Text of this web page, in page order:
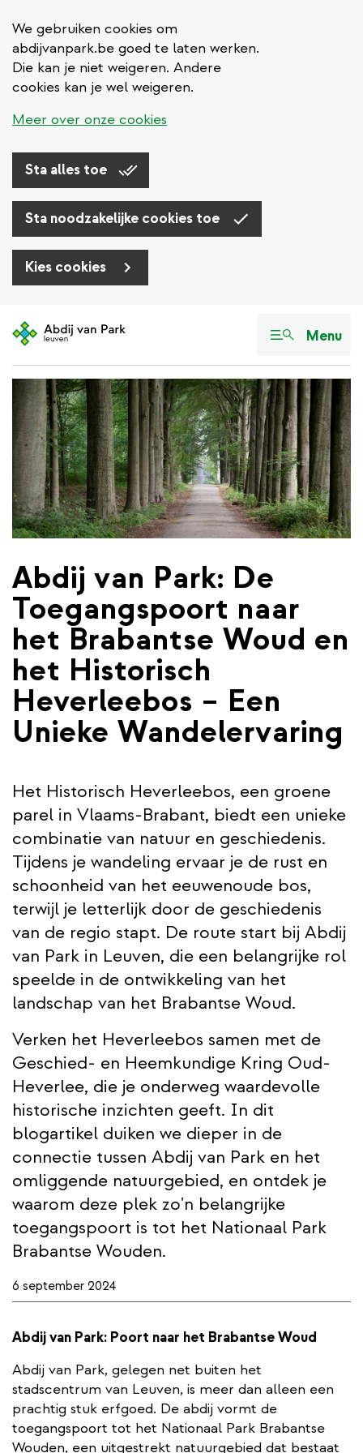
We gebruiken cookies om
abdijvanpark.be goed te laten werken.
Die kan je niet weigeren. Andere
cookies kan je wel weigeren.
Meer over onze cookies
Sta alles toe
Sta noodzakelijke cookies toe
Kies cookies
en
de
inhoud
gaan
Menu
Abdij van Park: De
Toegangspoort naar
het Brabantse Woud en
het Historisch
Heverleebos – Een
Unieke Wandelervaring
Het Historisch Heverleebos, een groene
parel in Vlaams-Brabant, biedt een unieke
combinatie van natuur en geschiedenis.
Tijdens je wandeling ervaar je de rust en
schoonheid van het eeuwenoude bos,
terwijl je letterlijk door de geschiedenis
van de regio stapt. De route start bij Abdij
van Park in Leuven, die een belangrijke rol
speelde in de ontwikkeling van het
landschap van het Brabantse Woud.
Verken het Heverleebos samen met de
Geschied- en Heemkundige Kring Oud-
Heverlee, die je onderweg waardevolle
historische inzichten geeft. In dit
blogartikel duiken we dieper in de
connectie tussen Abdij van Park en het
omliggende natuurgebied, en ontdek je
waarom deze plek zo'n belangrijke
toegangspoort is tot het Nationaal Park
Brabantse Wouden.
6 september 2024
Abdij van Park: Poort naar het Brabantse Woud
Abdij van Park, gelegen net buiten het
stadscentrum van Leuven, is meer dan alleen een
prachtig stuk erfgoed. De abdij vormt de
toegangspoort tot het Nationaal Park Brabantse
Wouden, een uitgestrekt natuurgebied dat bestaat